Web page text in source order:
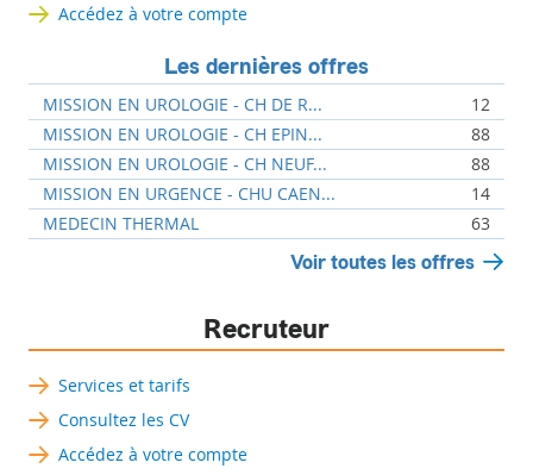
Accédez à votre compte
Les dernières offres
MISSION EN UROLOGIE - CH DE R...
12
MISSION EN UROLOGIE - CH EPIN...
88
MISSION EN UROLOGIE - CH NEUF...
88
MISSION EN URGENCE - CHU CAEN...
14
MEDECIN THERMAL
63
Voir toutes les offres
Recruteur
Services et tarifs
Consultez les CV
Accédez à votre compte